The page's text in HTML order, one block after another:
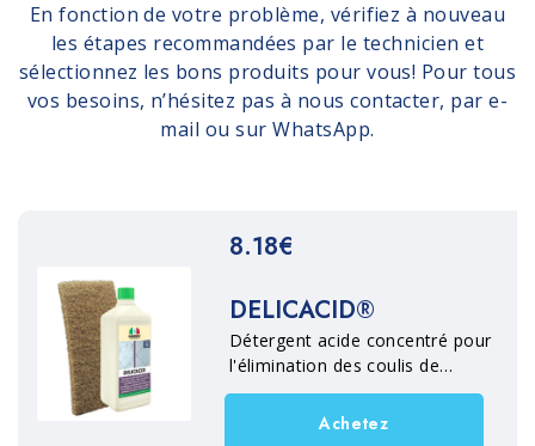
En fonction de votre problème, vérifiez à nouveau
les étapes recommandées par le technicien et
sélectionnez les bons produits pour vous! Pour tous
vos besoins, n’hésitez pas à nous contacter, par e-
mail ou sur WhatsApp.
8.18€
DELICACID®
Détergent acide concentré pour
l'élimination des coulis de
ciment, des efflorescences et
des incrustations calcaires de la
Achetez